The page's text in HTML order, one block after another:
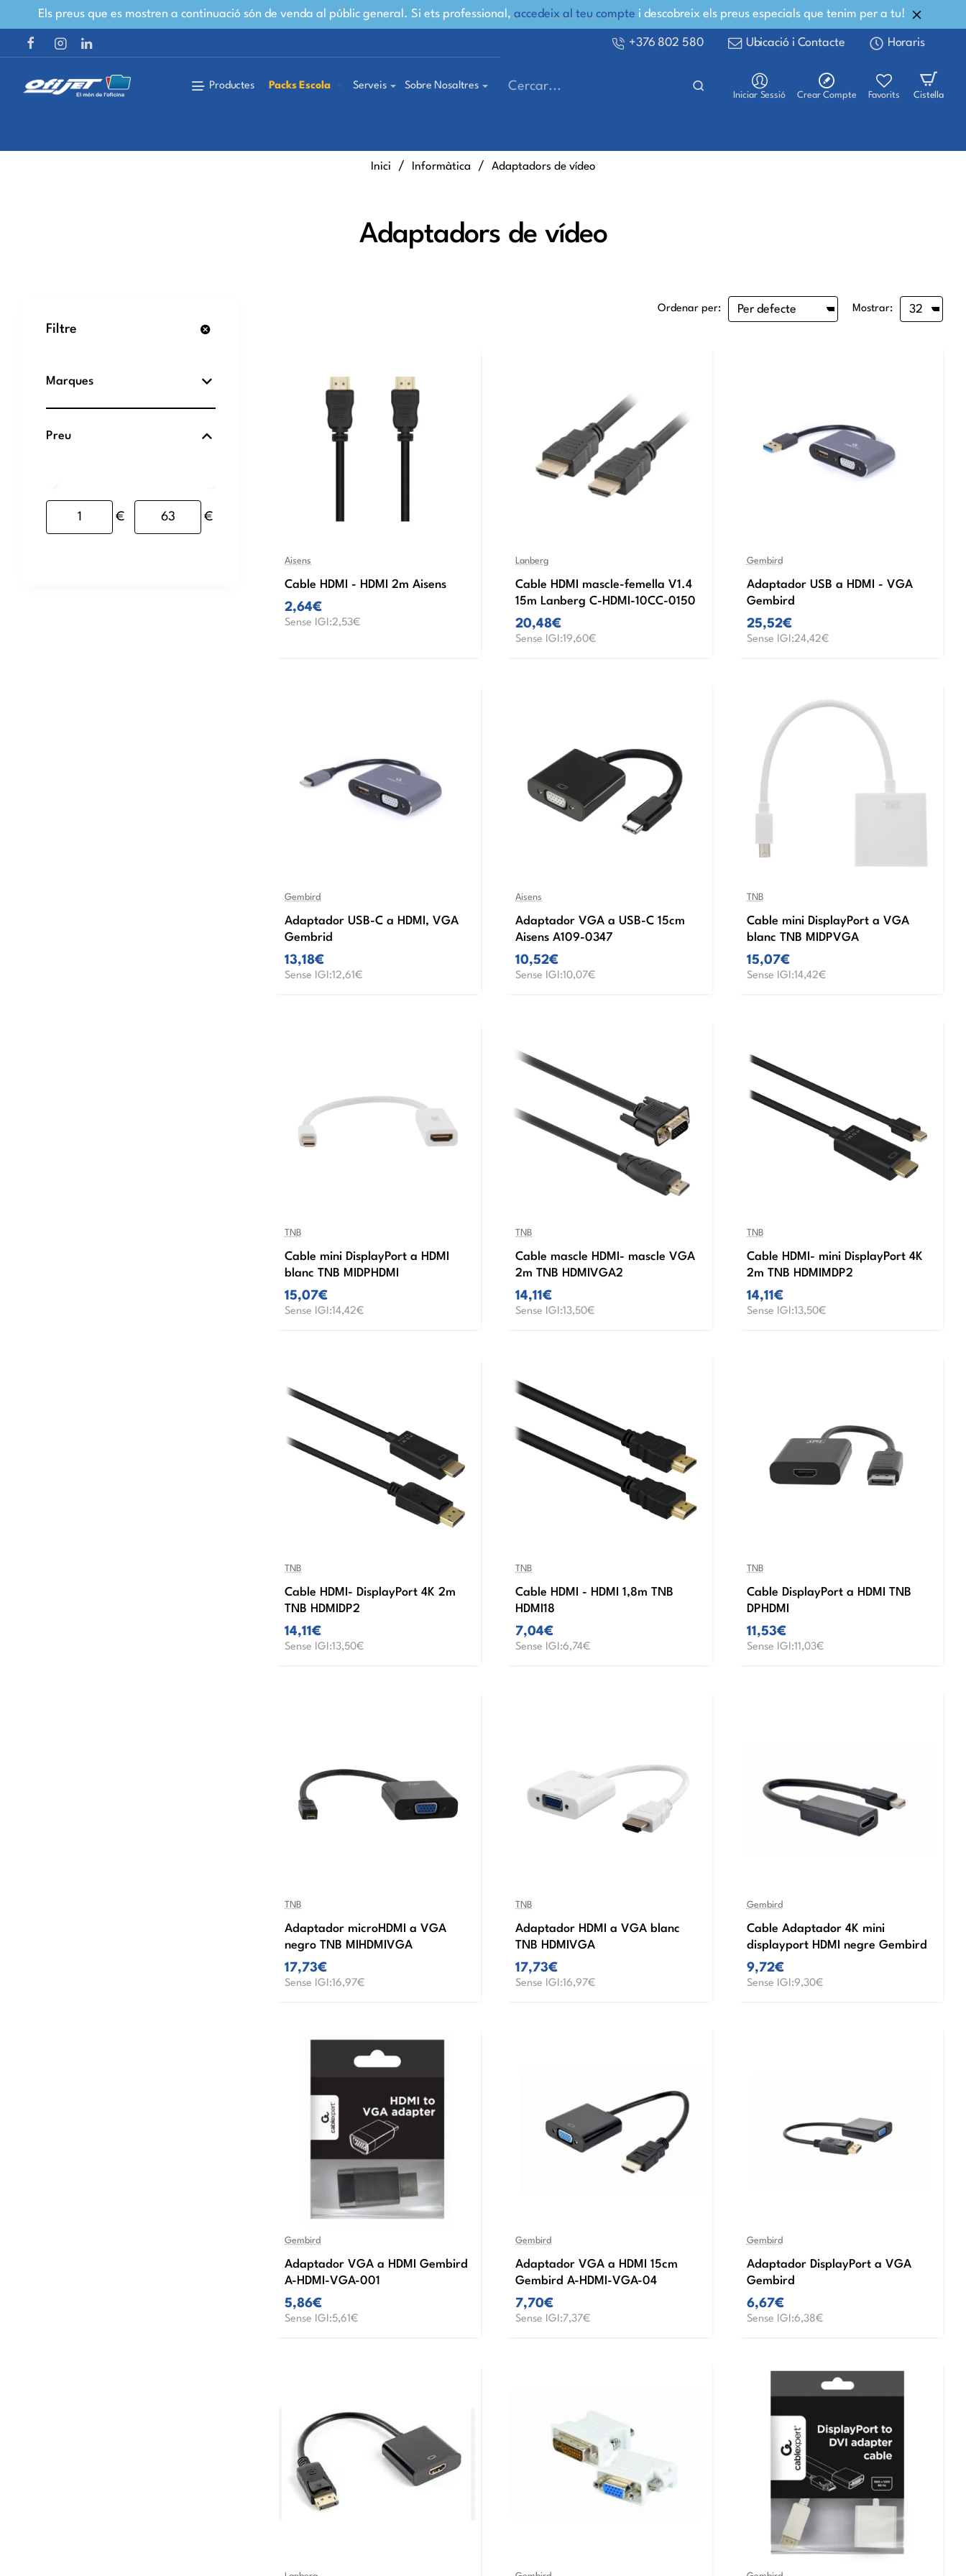
Els preus que es mostren a continuació són de venda al públic general. Si ets professional, accedeix al teu compte i descobreix els preus especials que tenim per a tu!
+376 802 580 Ubicació i Contacte Horaris
Productes Packs Escola Serveis Sobre Nosaltres
Iniciar Sessió Crear Compte Favorits Cistella
Adaptadors de vídeo
InicihomeInformàtica Adaptadors de vídeo
Filtre
Marques
Preu
€ €
Ordenar per: Mostrar:
Aisens
Cable HDMI - HDMI 2m Aisens
2,64€
Sense IGI:2,53€
Lanberg
Cable HDMI mascle-femella V1.4
15m Lanberg C-HDMI-10CC-0150
20,48€
Sense IGI:19,60€
Gembird
Adaptador USB a HDMI - VGA
Gembird
25,52€
Sense IGI:24,42€
Gembird
Adaptador USB-C a HDMI, VGA
Gembrid
13,18€
Sense IGI:12,61€
Aisens
Adaptador VGA a USB-C 15cm
Aisens A109-0347
10,52€
Sense IGI:10,07€
TNB
Cable mini DisplayPort a VGA
blanc TNB MIDPVGA
15,07€
Sense IGI:14,42€
TNB
Cable mini DisplayPort a HDMI
blanc TNB MIDPHDMI
15,07€
Sense IGI:14,42€
TNB
Cable mascle HDMI- mascle VGA
2m TNB HDMIVGA2
14,11€
Sense IGI:13,50€
TNB
Cable HDMI- mini DisplayPort 4K
2m TNB HDMIMDP2
14,11€
Sense IGI:13,50€
TNB
Cable HDMI- DisplayPort 4K 2m
TNB HDMIDP2
14,11€
Sense IGI:13,50€
TNB
Cable HDMI - HDMI 1,8m TNB
HDMI18
7,04€
Sense IGI:6,74€
TNB
Cable DisplayPort a HDMI TNB
DPHDMI
11,53€
Sense IGI:11,03€
TNB
Adaptador microHDMI a VGA
negro TNB MIHDMIVGA
17,73€
Sense IGI:16,97€
TNB
Adaptador HDMI a VGA blanc
TNB HDMIVGA
17,73€
Sense IGI:16,97€
Gembird
Cable Adaptador 4K mini
displayport HDMI negre Gembird
9,72€
Sense IGI:9,30€
Gembird
Adaptador VGA a HDMI Gembird
A-HDMI-VGA-001
5,86€
Sense IGI:5,61€
Gembird
Adaptador VGA a HDMI 15cm
Gembird A-HDMI-VGA-04
7,70€
Sense IGI:7,37€
Gembird
Adaptador DisplayPort a VGA
Gembird
6,67€
Sense IGI:6,38€